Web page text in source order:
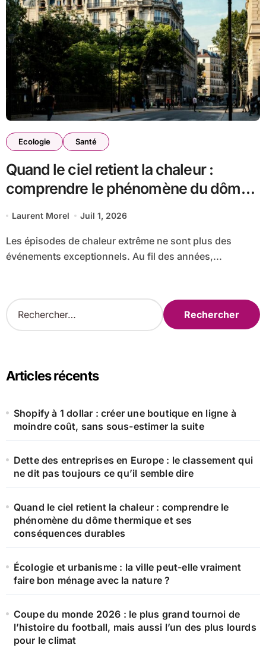
Ecologie Santé
Quand le ciel retient la chaleur :
comprendre le phénomène du dôme
thermique et ses conséquences
Laurent Morel Juil 1, 2026
Les épisodes de chaleur extrême ne sont plus des
événements exceptionnels. Au fil des années,...
R
e
c
e
Articles récents
Shopify à 1 dollar : créer une boutique en ligne à
moindre coût, sans sous-estimer la suite
Dette des entreprises en Europe : le classement qui
ne dit pas toujours ce qu’il semble dire
Quand le ciel retient la chaleur : comprendre le
phénomène du dôme thermique et ses
conséquences durables
Écologie et urbanisme : la ville peut-elle vraiment
faire bon ménage avec la nature ?
Coupe du monde 2026 : le plus grand tournoi de
l’histoire du football, mais aussi l’un des plus lourds
pour le climat